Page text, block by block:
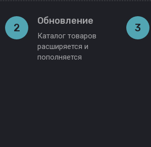
2
Обновление
Каталог товаров
расширяется и
пополняется
3